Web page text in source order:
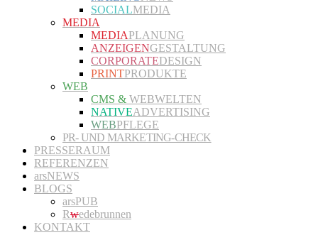
SOCIALMEDIA
MEDIA
MEDIAPLANUNG
ANZEIGENGESTALTUNG
CORPORATEDESIGN
PRINTPRODUKTE
WEB
CMS & WEBWELTEN
NATIVEADVERTISING
WEBPFLEGE
PR- UND MARKETING-CHECK
PRESSERAUM
REFERENZEN
arsNEWS
BLOGS
arsPUB
Rwedebrunnen
KONTAKT